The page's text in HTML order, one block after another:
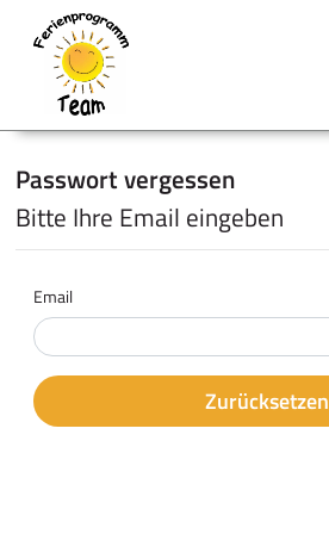
Passwort vergessen
Bitte Ihre Email eingeben
Email
Zurücksetzen